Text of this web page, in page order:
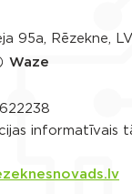
95a, Rēzekne,
Waze
informatīvais